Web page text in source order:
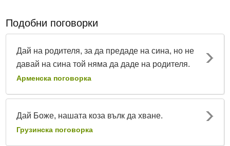
Подобни поговорки
Дай на родителя, за да предаде на сина, но не
давай на сина той няма да даде на родителя.
Арменска поговорка
Дай Боже, нашата коза вълк да хване.
Грузинска поговорка